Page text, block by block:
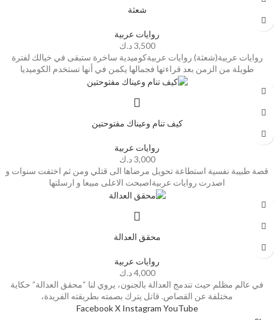
شعثة
روايات عربية
3,500 د.ك
روايات عربية(شعثة) روايات عربيةكوميدية ساخرة ستبقى في خيالك لفترة
طويلة من الزمن بعد قراءتها فجمالها يكمن في أنها تستخدم الكوميديا
كيف تنام وعيناك مفتوحتين
روايات عربية
3,000 د.ك
قصة طبيبة نفسية استطاعة تحويل مرضاها الى قتلي ومن ثم اختفت سنوات و
اصدرت روايات عربيةاصبحت الاعلى مبيعا و ارسلتها
محقق العدالة
روايات عربية
4,000 د.ك
في عالم مظلم حيث تندمج العدالة بالجنون، يروي لنا “محقق العدالة” حكاية
مختلفة عن القصاص. قاتل يترك بصمته بطريقته الفريدة،
Facebook X Instagram YouTube